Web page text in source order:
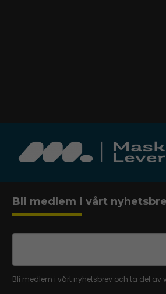
Bli medlem i vårt
email
Bli medlem i vårt nyhetsbrev och ta del av